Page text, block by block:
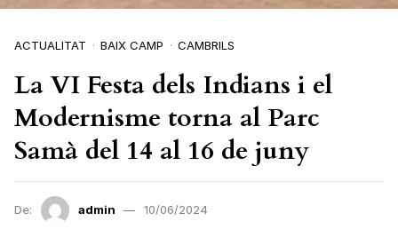
ACTUALITAT BAIX CAMP CAMBRILS
La VI Festa dels Indians i el
Modernisme torna al Parc
Samà del 14 al 16 de juny
De: admin 10/06/2024